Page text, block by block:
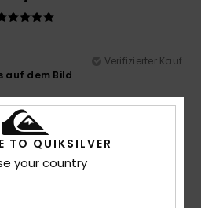
Verifizierter Kauf
auf dem Bild
Verhältnis: 5/5 Größe:
/5 Farbe
5/5
TO QUIKSILVER
your country